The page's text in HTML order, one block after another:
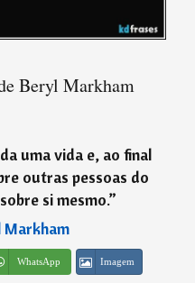
Beryl Markham
uma vida e, ao final
outras pessoas do
si mesmo.”
Markham
WhatsApp Imagem